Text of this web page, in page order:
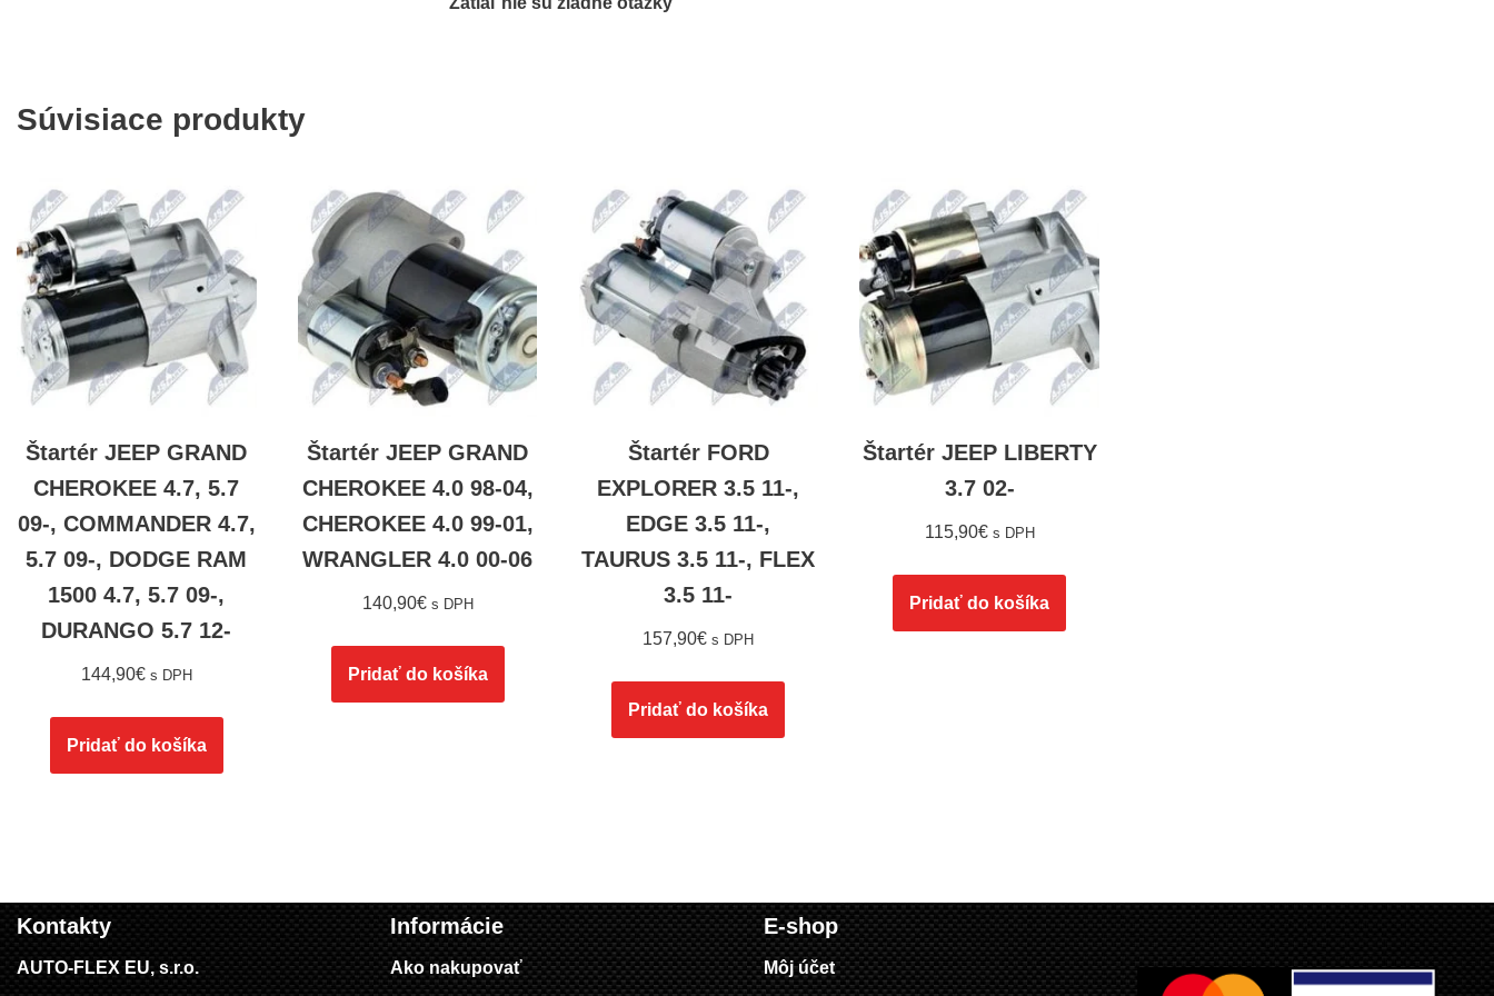
Súvisiace produkty
Štartér JEEP GRAND
CHEROKEE 4.7, 5.7
09-, COMMANDER 4.7,
5.7 09-, DODGE RAM
1500 4.7, 5.7 09-,
DURANGO 5.7 12-
144,90€ s DPH
Pridať do košíka
Štartér JEEP GRAND
CHEROKEE 4.0 98-04,
CHEROKEE 4.0 99-01,
WRANGLER 4.0 00-06
140,90€ s DPH
Pridať do košíka
Štartér FORD
EXPLORER 3.5 11-,
EDGE 3.5 11-,
TAURUS 3.5 11-, FLEX
3.5 11-
157,90€ s DPH
Pridať do košíka
Štartér JEEP LIBERTY
3.7 02-
115,90€ s DPH
Pridať do košíka
Kontakty
AUTO-FLEX EU, s.r.o.
Informácie
Ako nakupovať
E-shop
Môj účet